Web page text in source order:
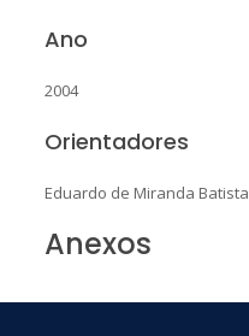
Ano
2004
Orientadores
Eduardo de Miranda Batista
Anexos